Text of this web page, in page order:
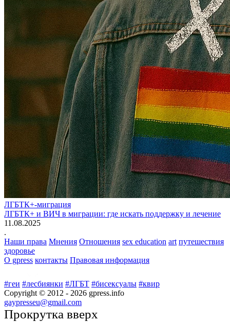
ЛГБТК+-миграция
ЛГБТК+ и ВИЧ в миграции: где искать поддержку и лечение
11.08.2025
.
Наши права Мнения Отношения sex education art путешествия
здоровье
О gpress контакты Правовая информация
#геи #лесбиянки #ЛГБТ #бисексуалы #квир
Copyright © 2012 - 2026 gpress.info
gaypresseu@gmail.com
Прокрутка вверх